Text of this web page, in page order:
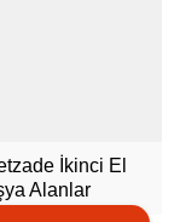
İkinci El
Alanlar